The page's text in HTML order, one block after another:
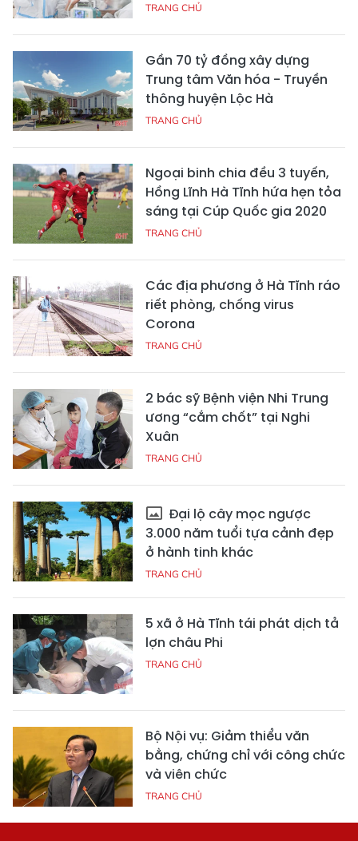
TRANG CHỦ
Gần 70 tỷ đồng xây dựng
Trung tâm Văn hóa - Truyền
thông huyện Lộc Hà
TRANG CHỦ
Ngoại binh chia đều 3 tuyến,
Hồng Lĩnh Hà Tĩnh hứa hẹn tỏa
sáng tại Cúp Quốc gia 2020
TRANG CHỦ
Các địa phương ở Hà Tĩnh ráo
riết phòng, chống virus
Corona
TRANG CHỦ
2 bác sỹ Bệnh viện Nhi Trung
ương “cắm chốt” tại Nghi
Xuân
TRANG CHỦ
Đại lộ cây mọc ngược
3.000 năm tuổi tựa cảnh đẹp
ở hành tinh khác
TRANG CHỦ
5 xã ở Hà Tĩnh tái phát dịch tả
lợn châu Phi
TRANG CHỦ
Bộ Nội vụ: Giảm thiểu văn
bằng, chứng chỉ với công chức
và viên chức
TRANG CHỦ